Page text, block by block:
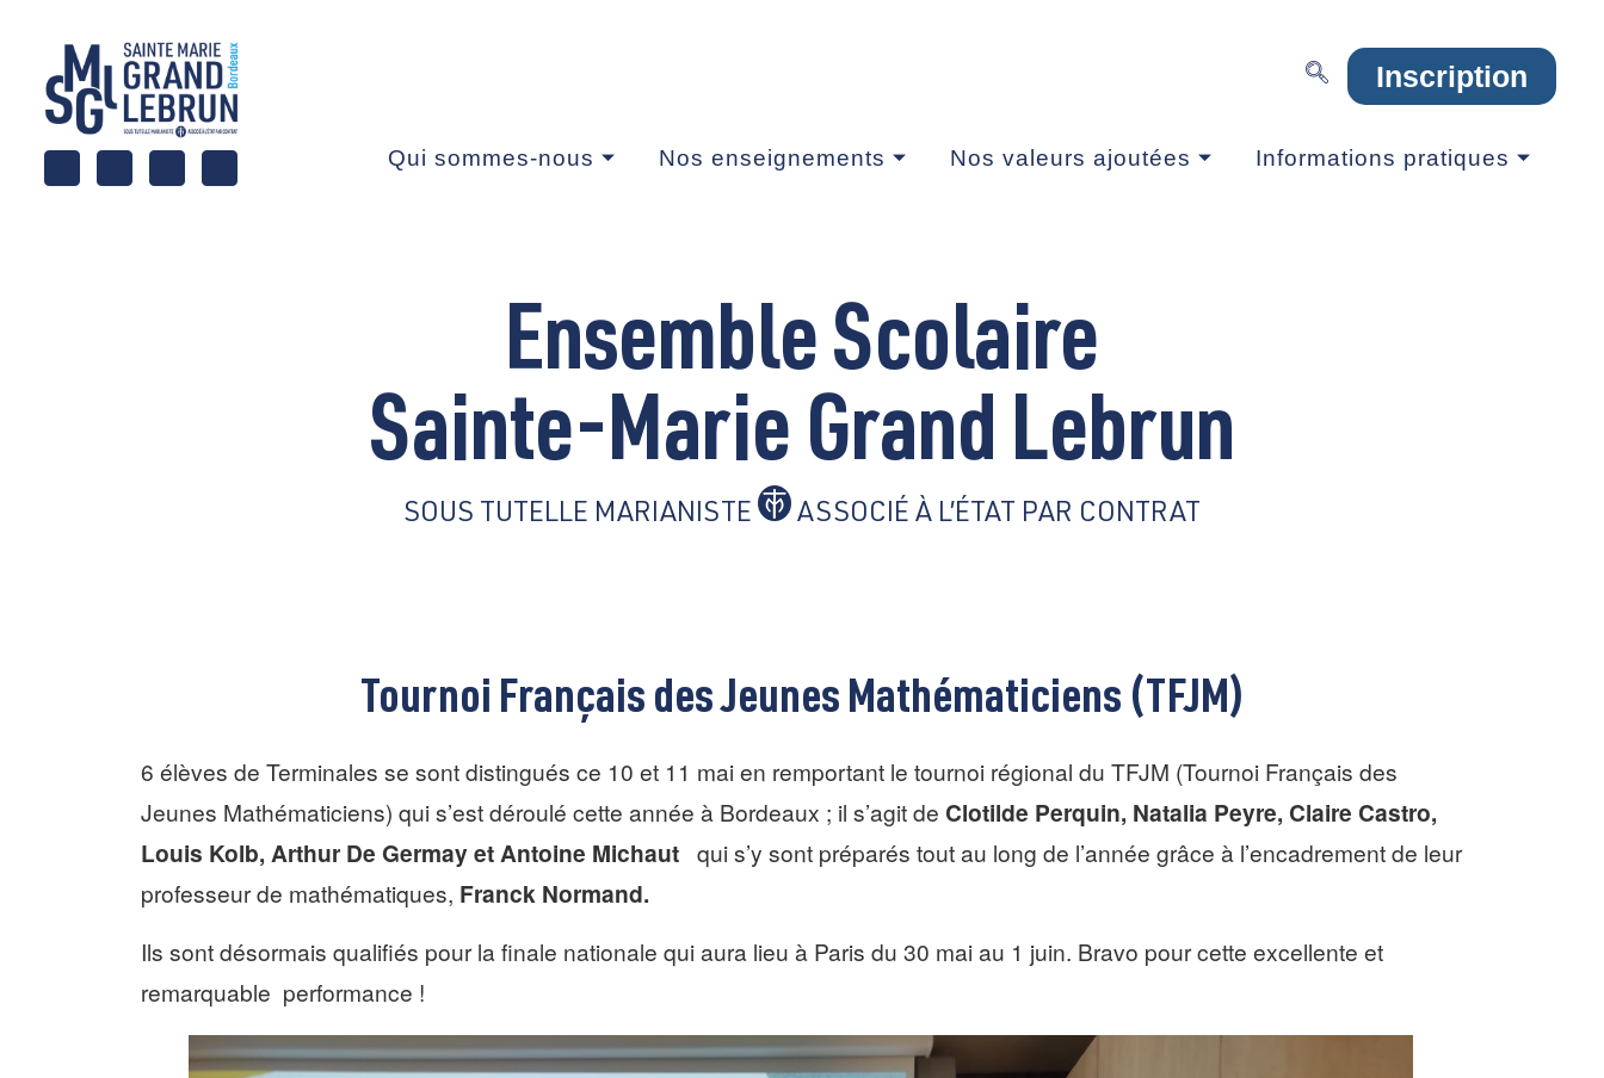
Inscription
Qui sommes-nous Nos enseignements Nos valeurs ajoutées Informations pratiques
Ensemble Scolaire
Sainte-Marie Grand Lebrun
SOUS TUTELLE MARIANISTE ASSOCIÉ À L’ÉTAT PAR CONTRAT
Tournoi Français des Jeunes Mathématiciens (TFJM)
6 élèves de Terminales se sont distingués ce 10 et 11 mai en remportant le tournoi régional du TFJM (Tournoi Français des
Jeunes Mathématiciens) qui s’est déroulé cette année à Bordeaux ; il s’agit de Clotilde Perquin, Natalia Peyre, Claire Castro,
Louis Kolb, Arthur De Germay et Antoine Michaut qui s’y sont préparés tout au long de l’année grâce à l’encadrement de leur
professeur de mathématiques, Franck Normand.
Ils sont désormais qualifiés pour la finale nationale qui aura lieu à Paris du 30 mai au 1 juin. Bravo pour cette excellente et
remarquable performance !